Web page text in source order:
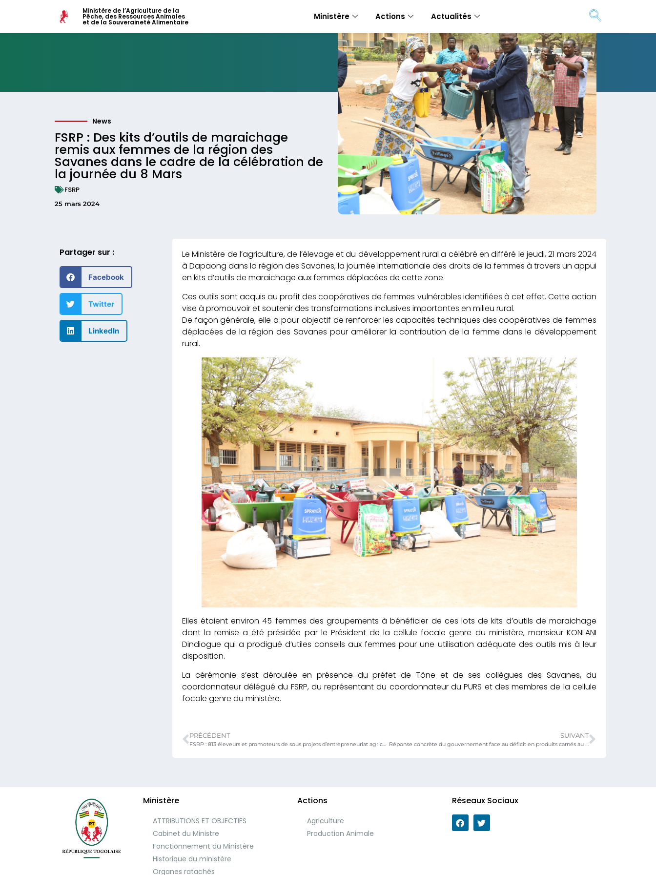
Ministère de l’Agriculture de la
Pêche, des Ressources Animales
et de la Souveraineté Alimentaire
Ministère Actions Actualités
News
FSRP : Des kits d’outils de maraichage
remis aux femmes de la région des
Savanes dans le cadre de la célébration de
la journée du 8 Mars
FSRP
25 mars 2024
Partager sur :
Facebook
Twitter
LinkedIn
Le Ministère de l’agriculture, de l’élevage et du développement rural a célébré en différé le jeudi, 21 mars 2024
à Dapaong dans la région des Savanes, la journée internationale des droits de la femmes à travers un appui
en kits d’outils de maraichage aux femmes déplacées de cette zone.
Ces outils sont acquis au profit des coopératives de femmes vulnérables identifiées à cet effet. Cette action
vise à promouvoir et soutenir des transformations inclusives importantes en milieu rural.
De façon générale, elle a pour objectif de renforcer les capacités techniques des coopératives de femmes
déplacées de la région des Savanes pour améliorer la contribution de la femme dans le développement
rural.
Elles étaient environ 45 femmes des groupements à bénéficier de ces lots de kits d’outils de maraichage
dont la remise a été présidée par le Président de la cellule focale genre du ministère, monsieur KONLANI
Dindiogue qui a prodigué d’utiles conseils aux femmes pour une utilisation adéquate des outils mis à leur
disposition.
La cérémonie s’est déroulée en présence du préfet de Tône et de ses collègues des Savanes, du
coordonnateur délégué du FSRP, du représentant du coordonnateur du PURS et des membres de la cellule
focale genre du ministère.
PRÉCÉDENT
FSRP : 813 éleveurs et promoteurs de sous projets d’entrepreneuriat agricole et agroalimentaire bénéficient des matériaux de construction, des chèques et équipements d’élevage dans la région des savanes
SUIVANT
Réponse concrète du gouvernement face au déficit en produits carnés au Togo
Ministère
ATTRIBUTIONS ET OBJECTIFS
Cabinet du Ministre
Fonctionnement du Ministère
Historique du ministère
Organes ratachés
Actions
Agriculture
Production Animale
Réseaux Sociaux